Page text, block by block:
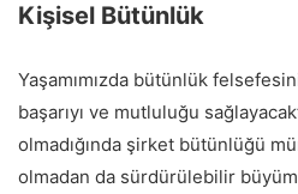
Kişisel Bütünlük
Yaşamımızda bütünlük
başarıyı ve mutluluğu
olmadığında şirket bütünlüğü
olmadan da sürdürülebilir